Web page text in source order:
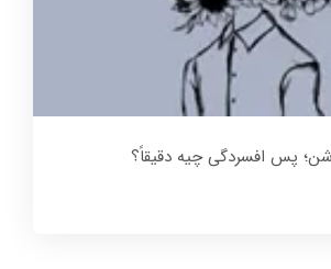
پس افسردگی چیه دقیقاً؟